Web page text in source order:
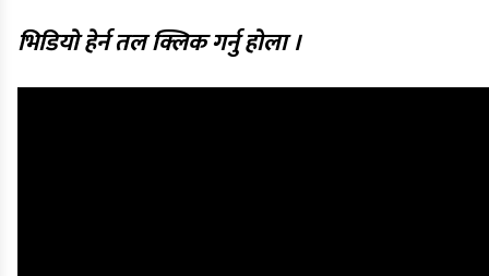
भिडियो हेर्न तल क्लिक गर्नु होला ।